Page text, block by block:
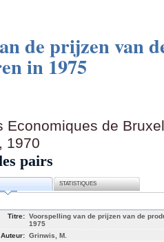
de prijzen van
in 1975
Economiques de
1970
pairs
STATISTIQUES
Titre: Voorspelling van de prijzen van de
1975
Auteur: Grinwis, M.